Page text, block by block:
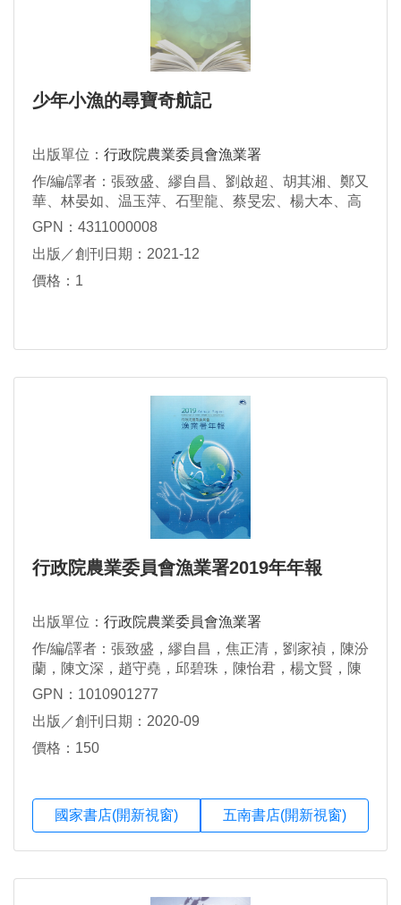
少年小漁的尋寶奇航記
出版單位： 行政院農業委員會漁業署
作/編/譯者：張致盛、繆自昌、劉啟超、胡其湘、鄭又
華、林晏如、温玉萍、石聖龍、蔡旻宏、楊大本、高
玉瑄、巫金翰
GPN：4311000008
出版／創刊日期：2021-12
價格：1
行政院農業委員會漁業署2019年年報
出版單位： 行政院農業委員會漁業署
作/編/譯者：張致盛，繆自昌，焦正清，劉家禎，陳汾
蘭，陳文深，趙守堯，邱碧珠，陳怡君，楊文賢，陳
彥臻
GPN：1010901277
出版／創刊日期：2020-09
價格：150
國家書店(開新視窗) 五南書店(開新視窗)